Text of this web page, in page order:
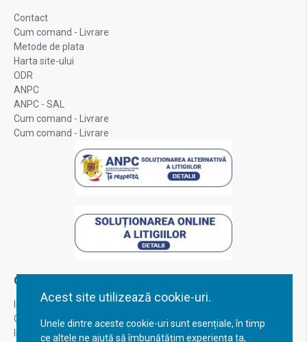
Acest site utilizează cookie-uri.
Unele dintre aceste cookie-uri sunt esențiale, în timp
ce altele ne ajută să îmbunătățim experiența ta,
Contact
Cum comand - Livrare
Metode de plata
Harta site-ului
ODR
ANPC
ANPC - SAL
Cum comand - Livrare
Cum comand - Livrare
Contul Meu
Inregistrare
Contul meu
Istoric comenzi